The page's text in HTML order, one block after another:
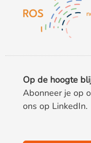
Op de hoogte
Abonneer je op
ons op LinkedIn.